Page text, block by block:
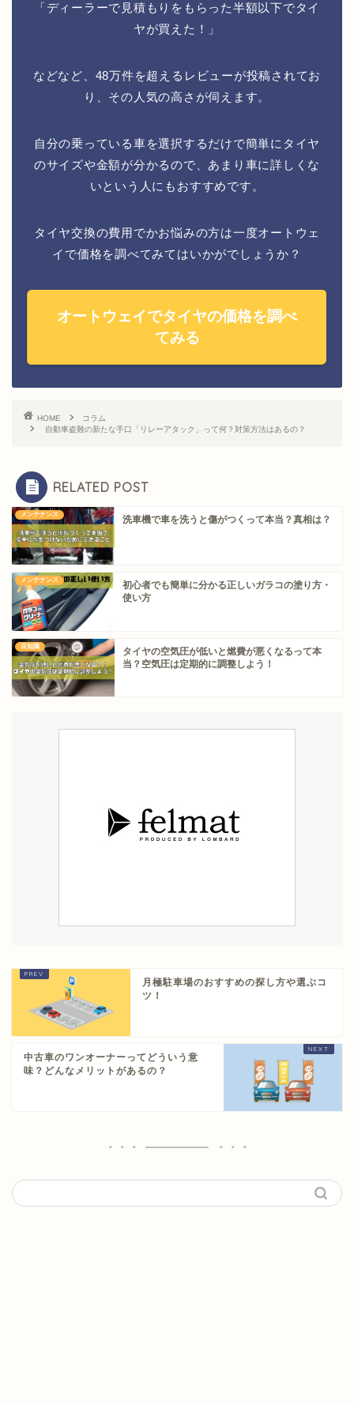
「ディーラーで見積もりをもらった半額以下でタイ
ヤが買えた！」
などなど、48万件を超えるレビューが投稿されてお
り、その人気の高さが伺えます。
自分の乗っている車を選択するだけで簡単にタイヤ
のサイズや金額が分かるので、あまり車に詳しくな
いという人にもおすすめです。
タイヤ交換の費用でかお悩みの方は一度オートウェ
イで価格を調べてみてはいかがでしょうか？
オートウェイでタイヤの価格を調べ
てみる
HOME
コラム
自動車盗難の新たな手口「リレーアタック」って何？対策方法はあるの？
RELATED POST
メンテナンス 洗車機で車を洗うと傷がつくって本当？真相は？
メンテナンス
初心者でも簡単に分かる正しいガラコの塗り方・
使い方
豆知識
タイヤの空気圧が低いと燃費が悪くなるって本
当？空気圧は定期的に調整しよう！
月極駐車場のおすすめの探し方や選ぶコ
ツ！
中古車のワンオーナーってどういう意
味？どんなメリットがあるの？